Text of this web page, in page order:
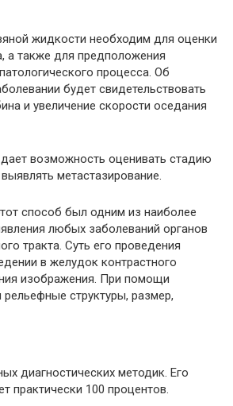
жидкости необходим для оценки
а также для предположения
процесса. Об
будет свидетельствовать
и увеличение скорости оседания
возможность оценивать стадию
метастазирование.
способ был одним из наиболее
любых заболеваний органов
тракта. Суть его проведения
в желудок контрастного
изображения. При помощи
структуры, размер,
диагностических методик. Его
практически 100 процентов.